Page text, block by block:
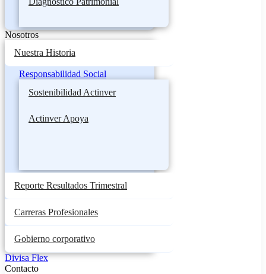
Nosotros
Nuestra Historia
Responsabilidad Social
Sostenibilidad Actinver
Actinver Apoya
Reporte Resultados Trimestral
Carreras Profesionales
Gobierno corporativo
Divisa Flex
Contacto